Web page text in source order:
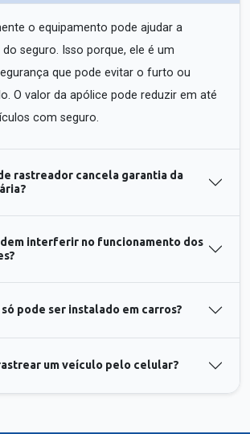
o equipamento pode ajudar a
seguro. Isso porque, ele é um
que pode evitar o furto ou
O valor da apólice pode reduzir em até
com seguro.
rastreador cancela garantia da
interferir no funcionamento dos
pode ser instalado em carros?
um veículo pelo celular?